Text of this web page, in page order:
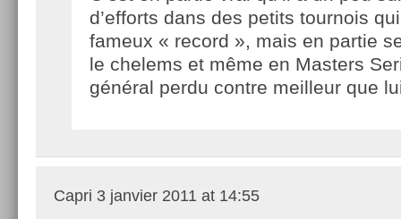
d’efforts dans des petits tournois
fameux « record », mais en partie
le chelems et même en Masters
général perdu contre meilleur que
Capri 3 janvier 2011 at 14:55